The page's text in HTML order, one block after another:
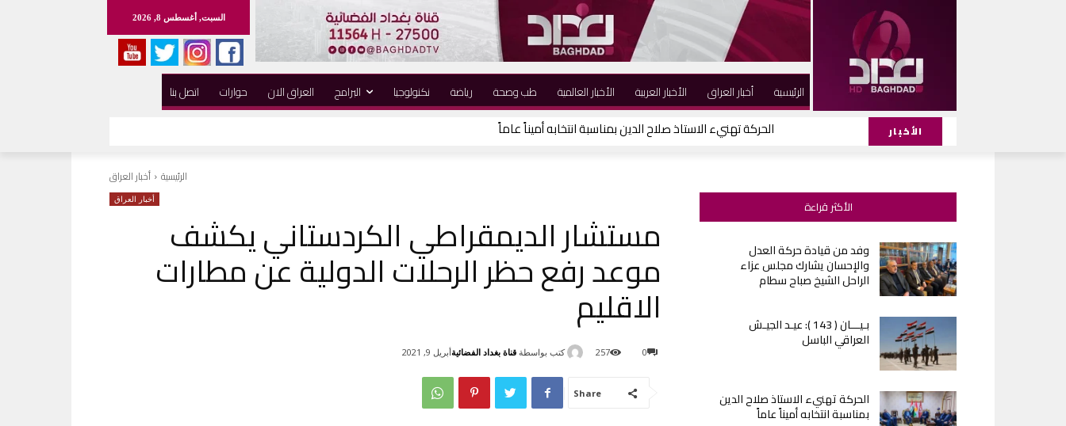
السبت, أغسطس 8, 2026
اتصل بنا حوارات العراق الان البرامج نكنولوجيا رياضة طب وصحة الأخبار العالمية الأخبار العربية أخبار العراق الرئيسية
الأخبار الحركة تهنيء الاستاذ صلاح الدين بمناسبة انتخابه أميناً عاماً
الرئيسية أخبار العراق
أخبار العراق
مستشار الديمقراطي الكردستاني يكشف
موعد رفع حظر الرحلات الدولية عن مطارات
الاقليم
كتب بواسطة قناة بغداد الفضائيةأبريل 9, 2021 0
257
Share
الأكثر قراءة
وفد من قيادة حركة العدل
والإحسان يشارك مجلس عزاء
الراحل الشيخ صباح سطام
بـيـــان ( 143 ): عيـد الجيـش
العراقي الباسل
الحركة تهنيء الاستاذ صلاح الدين
بمناسبة انتخابه أميناً عاماً